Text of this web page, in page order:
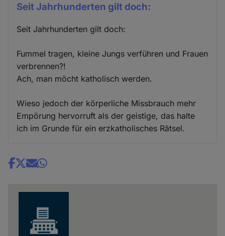
Seit Jahrhunderten gilt doch:
Seit Jahrhunderten gilt doch:
Fummel tragen, kleine Jungs verführen und Frauen
verbrennen?!
Ach, man möcht katholisch werden.
Wieso jedoch der körperliche Missbrauch mehr
Empörung hervorruft als der geistige, das halte
ich im Grunde für ein erzkatholisches Rätsel.
Share